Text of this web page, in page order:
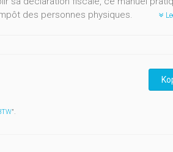
des personnes physiques.
".